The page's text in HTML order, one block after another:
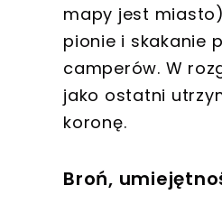
mapy jest
pionie i skakanie
camperów. W
jako ostatni
koronę.
Broń,